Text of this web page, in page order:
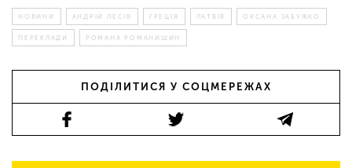
НОВИНИ АНДРІЙ ЛЕСІВ ГРЕЦІЯ ЛАТВІЯ ОКСАНА ЗАБУЖКО
ПЕРЕКЛАДИ РОМАНА РОМАНИШИН
ПОДІЛИТИСЯ У СОЦМЕРЕЖАХ